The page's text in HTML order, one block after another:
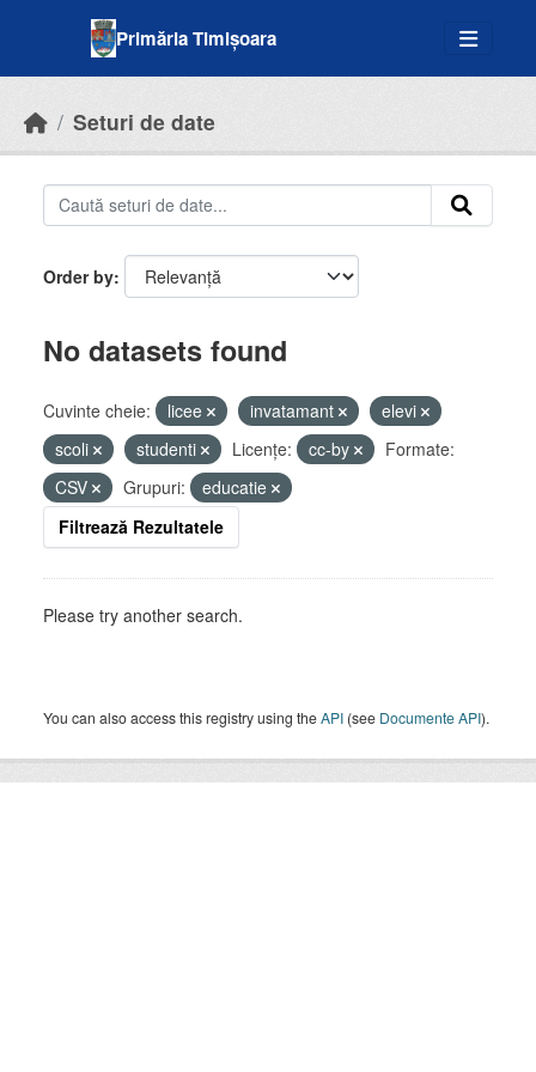
Primăria Timișoara
Seturi de date
Order by
No datasets found
Cuvinte cheie: licee invatamant
elevi
scoli
studenti Licenţe: cc-by
Formate:
CSV
Grupuri:
educatie
Filtrează Rezultatele
Please try another search.
You can also access this registry using theAPI (see Documente API).